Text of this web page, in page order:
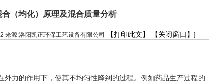
合（均化）原理及混合质量分析
来源:洛阳凯正环保工艺设备有限公司 【打印此文】 【关闭窗口】 ]
力的作用下，使其不均匀性降到的过程。例如药品生产过程的